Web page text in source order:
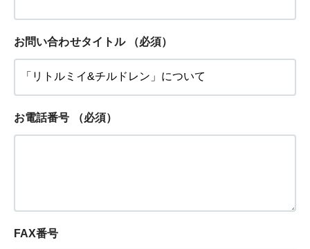
お問い合わせタイトル （必須）
お電話番号 （必須）
FAX番号